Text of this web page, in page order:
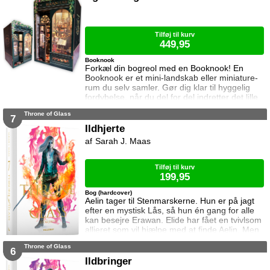
Samtidig står Manon i en svær situation.
Forkæl din bogreol med en Booknook! En
Booknook er et mini-landskab eller miniature-
rum du selv samler. Gør dig klar til hyggelig
fordybelse, når du del for del indretter det lille
rum med de fineste detaljer. Med lukkede
og med det indbyggede lys, pynter den også i
mørke. I denne booknook går døren op og i til
uglens charmerende lille boghandel, som med
Booknook
Tilføj til kurv
449,95
7 Throne of Glass
Ildhjerte
Aelin tager til Stenmarskerne. Hun er på jagt
efter en mystisk Lås, så hun én gang for alle
kan besejre Erawan. Elide har fået en tvivlsom
allieret som vil hjælpe med at finde Aelin. Men
for hvilken pris? Manon vågner i lænker og
Dorian ikke glemme heksen der hjalp ham i
Bog (hardcover)
Sarah J. Maas
Tilføj til kurv
199,95
6 Throne of Glass
Ildbringer